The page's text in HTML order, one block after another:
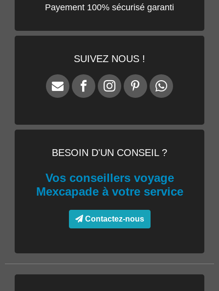
Payement 100% sécurisé garanti
SUIVEZ NOUS !
BESOIN D'UN CONSEIL ?
Vos conseillers voyage
Mexcapade à votre service
Contactez-nous